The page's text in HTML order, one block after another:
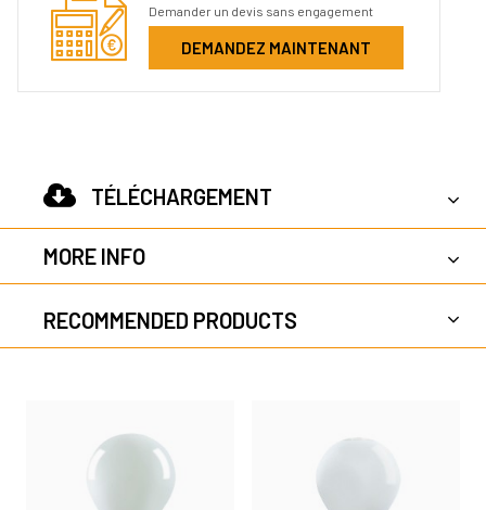
Demander un devis sans engagement
DEMANDEZ MAINTENANT
TÉLÉCHARGEMENT
MORE INFO
RECOMMENDED PRODUCTS